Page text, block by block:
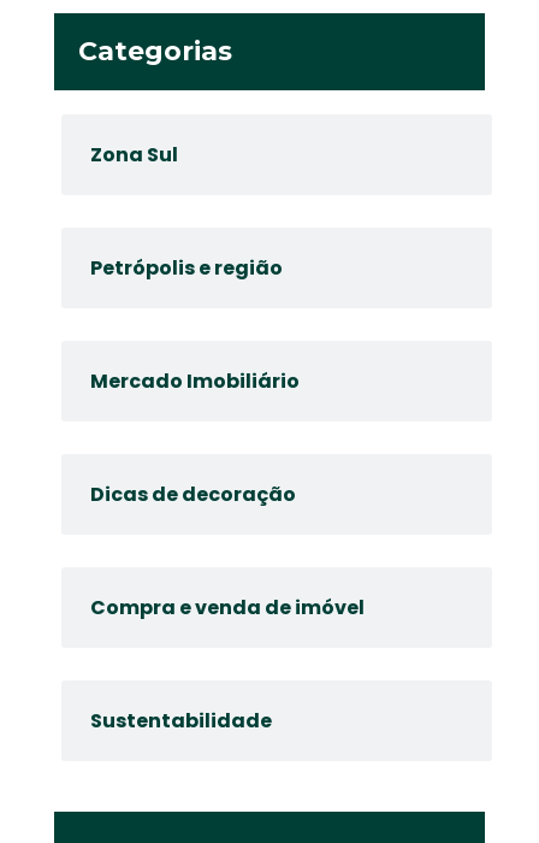
Categorias
Zona Sul
Petrópolis e região
Mercado Imobiliário
Dicas de decoração
Compra e venda de imóvel
Sustentabilidade